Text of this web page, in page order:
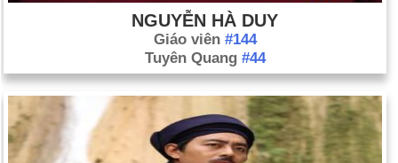
NGUYỄN HÀ DUY
Giáo viên #144
Tuyên Quang #44